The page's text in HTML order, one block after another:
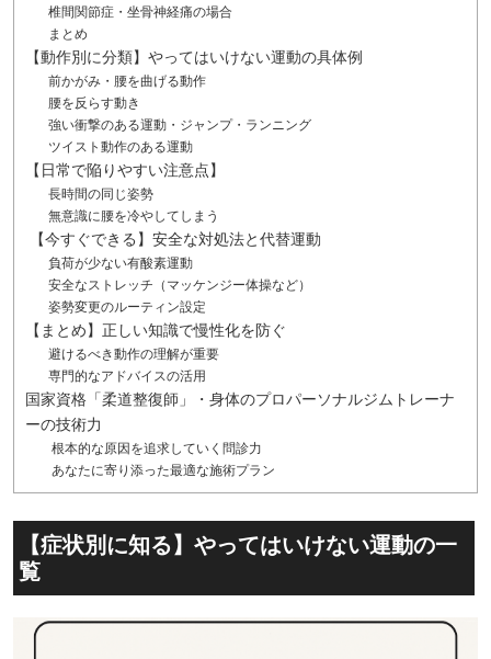
椎間関節症・坐骨神経痛の場合
まとめ
【動作別に分類】やってはいけない運動の具体例
前かがみ・腰を曲げる動作
腰を反らす動き
強い衝撃のある運動・ジャンプ・ランニング
ツイスト動作のある運動
【日常で陥りやすい注意点】
長時間の同じ姿勢
無意識に腰を冷やしてしまう
【今すぐできる】安全な対処法と代替運動
負荷が少ない有酸素運動
安全なストレッチ（マッケンジー体操など）
姿勢変更のルーティン設定
【まとめ】正しい知識で慢性化を防ぐ
避けるべき動作の理解が重要
専門的なアドバイスの活用
国家資格「柔道整復師」・身体のプロパーソナルジムトレーナ
ーの技術力
根本的な原因を追求していく問診力
あなたに寄り添った最適な施術プラン
【症状別に知る】やってはいけない運動の一
覧